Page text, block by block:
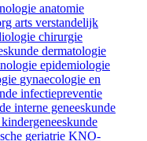
anatomie
arts verstandelijk
chirurgie
dermatologie
epidemiologie
gynaecologie en
infectiepreventie
interne geneeskunde
kindergeneeskunde
geriatrie KNO-